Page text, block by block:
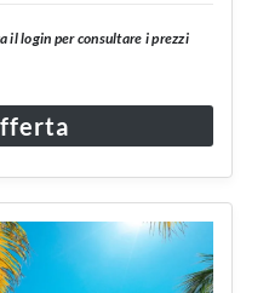
il login per consultare i prezzi